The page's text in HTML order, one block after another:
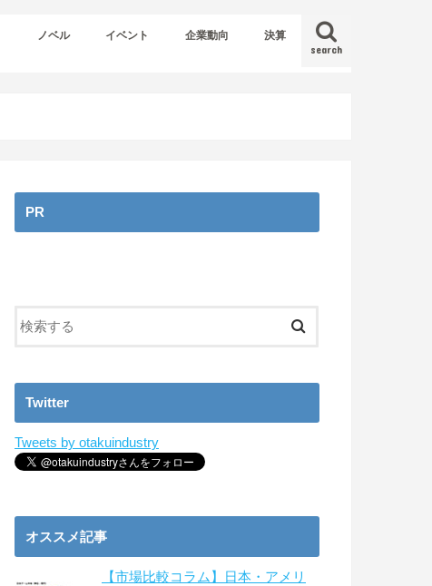
search
ノベル イベント 企業動向 決算
PR
Twitter
Tweets by otakuindustry
オススメ記事
【市場比較コラム】日本・アメリ